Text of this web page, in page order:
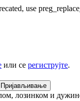
use
или се региструјте.
лозинком и